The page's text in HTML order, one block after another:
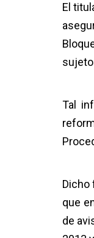
El
Tal
Dicho
que
de